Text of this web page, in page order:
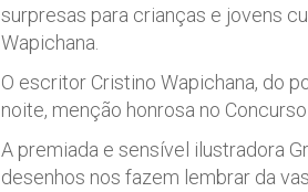
surpresas para crianças e jovens
Wapichana.
O escritor Cristino Wapichana, do
noite, menção honrosa no
A premiada e sensível ilustradora
desenhos nos fazem lembrar da